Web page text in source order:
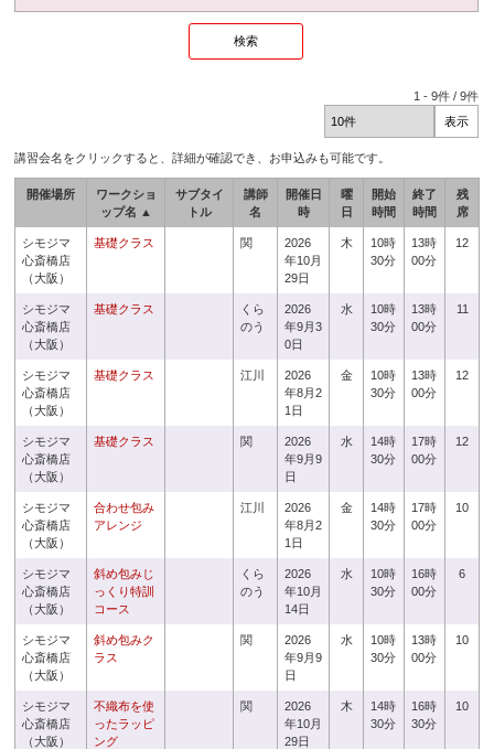
1 -9件 /9件
講習会名をクリックすると、詳細が確認でき、お申込みも可能です。
開催場所
ワークショ
ップ名 ▲
サブタイ
トル
講師
名
開催日
時
曜
日
開始
時間
終了
時間
残
席
シモジマ
心斎橋店
（大阪）
基礎クラス 関
2026
年10月
29日
木
10時
30分
13時
00分
12
シモジマ
心斎橋店
（大阪）
基礎クラス
くら
のう
2026
年9月3
0日
水
10時
30分
13時
00分
11
シモジマ
心斎橋店
（大阪）
基礎クラス 江川
2026
年8月2
1日
金
10時
30分
13時
00分
12
シモジマ
心斎橋店
（大阪）
基礎クラス 関
2026
年9月9
日
水
14時
30分
17時
00分
12
シモジマ
心斎橋店
（大阪）
合わせ包み
アレンジ
江川
2026
年8月2
1日
金
14時
30分
17時
00分
10
シモジマ
心斎橋店
（大阪）
斜め包みじ
っくり特訓
コース
くら
のう
2026
年10月
14日
水
10時
30分
16時
00分
6
シモジマ
心斎橋店
（大阪）
斜め包みク
ラス
関
2026
年9月9
日
水
10時
30分
13時
00分
10
シモジマ
心斎橋店
（大阪）
不織布を使
ったラッピ
ング
関
2026
年10月
29日
木
14時
30分
16時
30分
10